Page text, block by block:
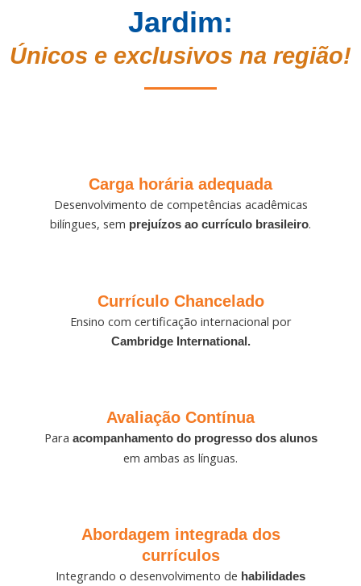
Jardim:
Únicos e exclusivos na região!
Carga horária adequada
Desenvolvimento de competências acadêmicas
bilíngues, sem prejuízos ao currículo brasileiro.
Currículo Chancelado
Ensino com certificação internacional por
Cambridge International.
Avaliação Contínua
Para acompanhamento do progresso dos alunos
em ambas as línguas.
Abordagem integrada dos
currículos
Integrando o desenvolvimento de habilidades